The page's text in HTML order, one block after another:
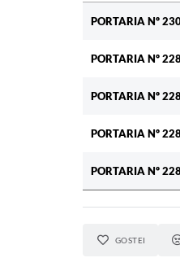
PORTARIA Nº
PORTARIA Nº
PORTARIA Nº
PORTARIA Nº
PORTARIA Nº
GOSTEI